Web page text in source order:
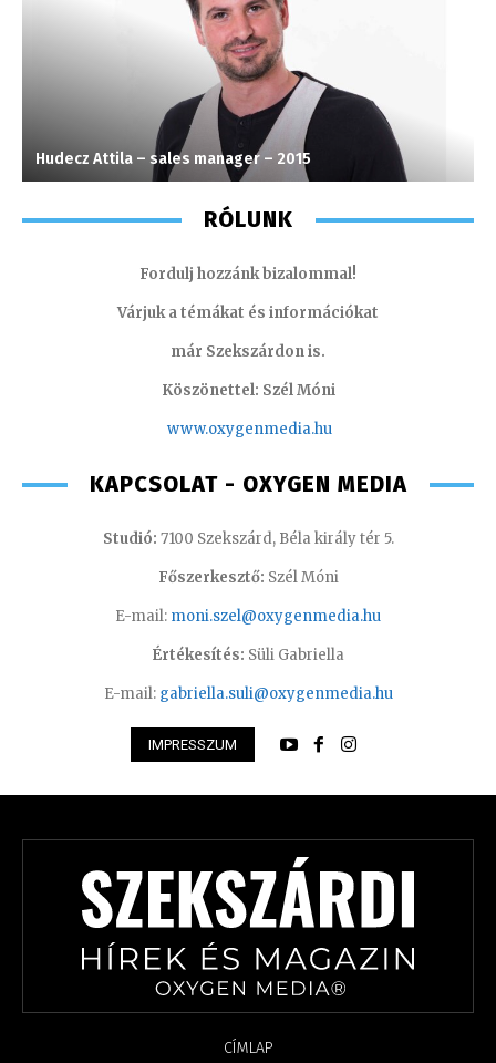
Hudecz Attila – sales manager – 2015
RÓLUNK
Fordulj hozzánk bizalommal!
Várjuk a témákat és információkat
már Szekszárdon is.
Köszönettel: Szél Móni
www.oxygenmedia.hu
KAPCSOLAT - OXYGEN MEDIA
Studió: 7100 Szekszárd, Béla király tér 5.
Főszerkesztő: Szél Móni
E-mail: moni.szel@oxygenmedia.hu
Értékesítés: Süli Gabriella
E-mail: gabriella.suli@oxygenmedia.hu
IMPRESSZUM
CÍMLAP